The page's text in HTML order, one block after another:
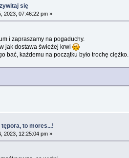
się
2023, 07:46:22 pm »
i zapraszamy na pogaduchy.
jak dostawa świeżej krwi
bać, każdemu na początku było trochę ciężko.
tępora, to mores...!
2023, 12:25:04 pm »